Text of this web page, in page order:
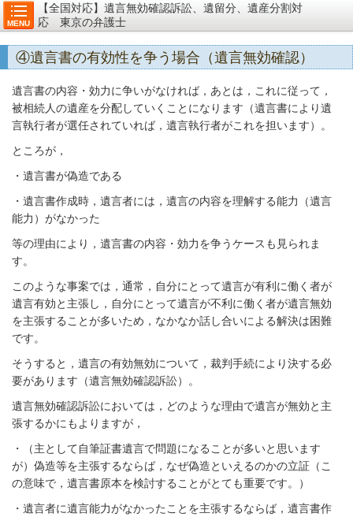
MENU
【全国対応】遺言無効確認訴訟、遺留分、遺産分割対
応 東京の弁護士
④遺言書の有効性を争う場合（遺言無効確認）
遺言書の内容・効力に争いがなければ，あとは，これに従って，
被相続人の遺産を分配していくことになります（遺言書により遺
言執行者が選任されていれば，遺言執行者がこれを担います）。
ところが，
・遺言書が偽造である
・遺言書作成時，遺言者には，遺言の内容を理解する能力（遺言
能力）がなかった
等の理由により，遺言書の内容・効力を争うケースも見られま
す。
このような事案では，通常，自分にとって遺言が有利に働く者が
遺言有効と主張し，自分にとって遺言が不利に働く者が遺言無効
を主張することが多いため，なかなか話し合いによる解決は困難
です。
そうすると，遺言の有効無効について，裁判手続により決する必
要があります（遺言無効確認訴訟）。
遺言無効確認訴訟においては，どのような理由で遺言が無効と主
張するかにもよりますが，
・（主として自筆証書遺言で問題になることが多いと思います
が）偽造等を主張するならば，なぜ偽造といえるのかの立証（こ
の意味で，遺言書原本を検討することがとても重要です。）
・遺言者に遺言能力がなかったことを主張するならば，遺言書作